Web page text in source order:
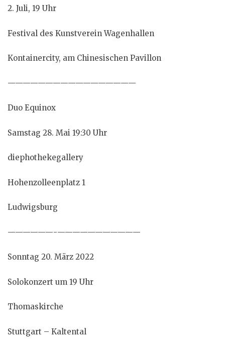
2. Juli, 19 Uhr
Festival des Kunstverein Wagenhallen
Kontainercity, am Chinesischen Pavillon
—————————————————
Duo Equinox
Samstag 28. Mai 19:30 Uhr
diephothekegallery
Hohenzolleenplatz 1
Ludwigsburg
——————-———————————
Sonntag 20. März 2022
Solokonzert um 19 Uhr
Thomaskirche
Stuttgart – Kaltental